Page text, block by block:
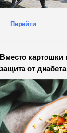
Перейти
Вместо картошки
защита от